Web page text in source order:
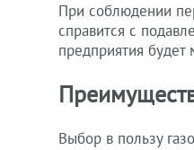
При соблюдении
справится с
предприятия
Выбор в пользу